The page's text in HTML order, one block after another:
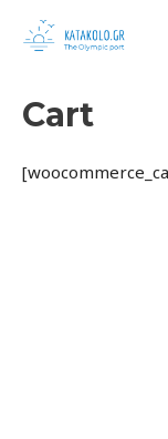
στο
Cart